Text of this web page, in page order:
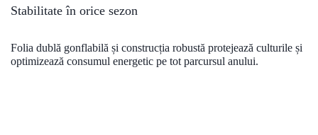
Stabilitate în orice sezon
Folia dublă gonflabilă și construcția robustă protejează culturile și
optimizează consumul energetic pe tot parcursul anului.